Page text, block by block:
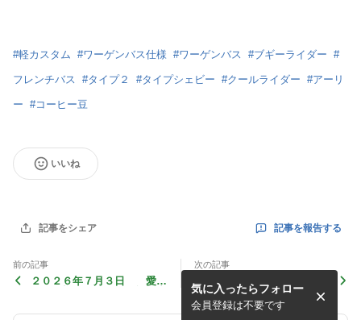
#軽カスタム #ワーゲンバス仕様 #ワーゲンバス #ブギーライダー #
フレンチバス #タイプ２ #タイプシェビー #クールライダー #アーリ
ー #コーヒー豆
いいね
記事をシェア 記事を報告する
前の記事
２０２６年７月３日 愛知
次の記事
２０２６年６月２７日 愛
知県のH様 クールライダ
ーウッドパネル取付
気に入ったらフォロー
会員登録は不要です